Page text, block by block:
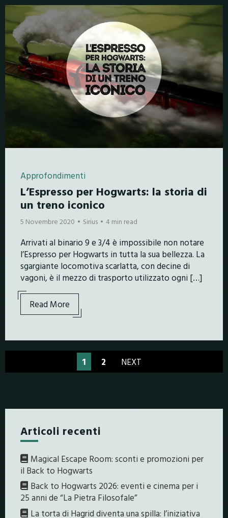
Approfondimenti
L’Espresso per Hogwarts: la storia di
un treno iconico
5 Novembre 2020 Sirius 4 min read
Arrivati al binario 9 e 3/4 è impossibile non notare
l’Espresso per Hogwarts in tutta la sua bellezza. La
sgargiante locomotiva scarlatta, con decine di
vagoni, è il mezzo di trasporto utilizzato ogni […]
Read More
1 2 NEXT
Articoli recenti
Magical Escape Room: sconti e promozioni per
il Back to Hogwarts
Back to Hogwarts 2026: eventi e cinema per i
25 anni de “La Pietra Filosofale”
La torta di Hagrid diventa una spilla: l’iniziativa